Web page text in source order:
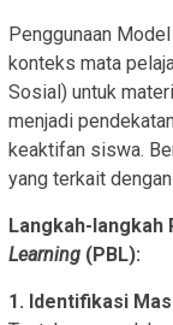
Penggunaan Model
konteks mata
Sosial) untuk
menjadi
keaktifan siswa.
yang terkait
Langkah-langkah
Learning (PBL):
1. Identifikasi